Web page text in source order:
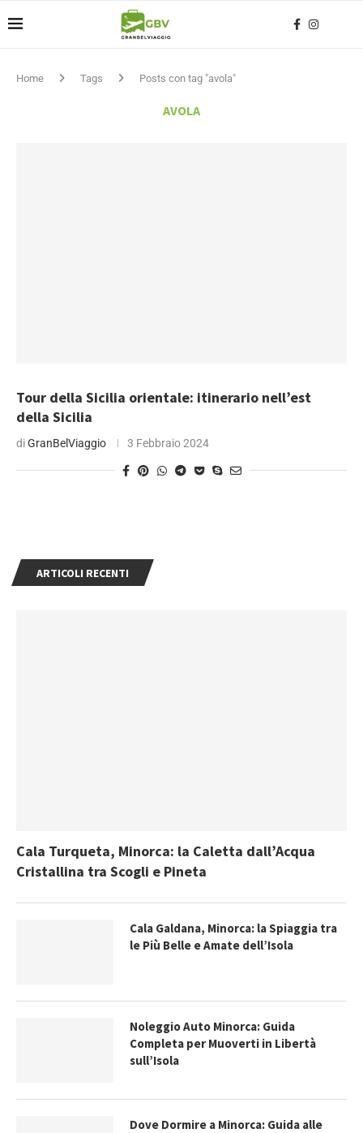
Home Tags Posts con tag "avola"
AVOLA
Tour della Sicilia orientale: itinerario nell’est
della Sicilia
diGranBelViaggio 3 Febbraio 2024
ARTICOLI RECENTI
Cala Turqueta, Minorca: la Caletta dall’Acqua
Cristallina tra Scogli e Pineta
Cala Galdana, Minorca: la Spiaggia tra
le Più Belle e Amate dell’Isola
Noleggio Auto Minorca: Guida
Completa per Muoverti in Libertà
sull’Isola
Dove Dormire a Minorca: Guida alle